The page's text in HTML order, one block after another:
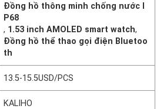
Đồng hồ thông minh chống nước I
P68
, 1.53 inch AMOLED smart watch,
Đồng hồ thể thao gọi điện Bluetoo
th
13.5-15.5USD/PCS
KALIHO